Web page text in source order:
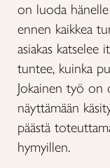
on luoda
ennen kaikkea
asiakas katselee
tuntee, kuinka
Jokainen työ on
näyttämään
päästä
hymyillen.